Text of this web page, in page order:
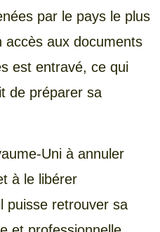
par le pays le plus
accès aux documents
est entravé, ce qui
de préparer sa
Uni à annuler
à le libérer
puisse retrouver sa